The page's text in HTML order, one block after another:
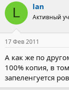
L lan
Активный
17 Фев 2011
А как же по
100% копия, в
запеленгуется